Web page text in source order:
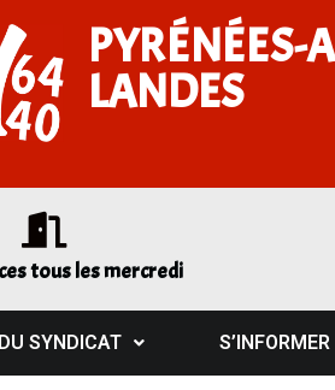
PYRÉNÉES-
LANDES
tous les mercredi
SYNDICAT S’INFORMER